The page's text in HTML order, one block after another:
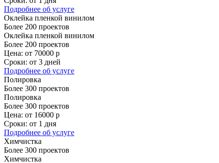
Подробнее об услуге
Оклейка пленкой винилом
Более 200 проектов
Оклейка пленкой винилом
Более 200 проектов
Цена: от 70000 р
Сроки: от 3 дней
Подробнее об услуге
Полировка
Более 300 проектов
Полировка
Более 300 проектов
Цена: от 16000 р
Сроки: от 1 дня
Подробнее об услуге
Химчистка
Более 300 проектов
Химчистка